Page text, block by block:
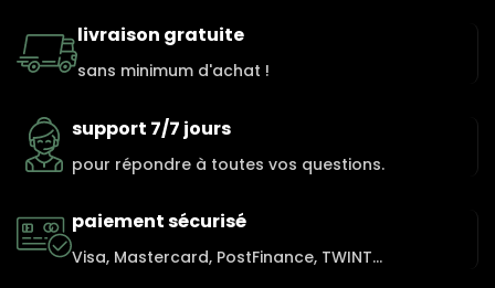
livraison gratuite
sans minimum d'achat !
support 7/7 jours
pour répondre à toutes vos questions.
paiement sécurisé
Visa, Mastercard, PostFinance, TWINT...